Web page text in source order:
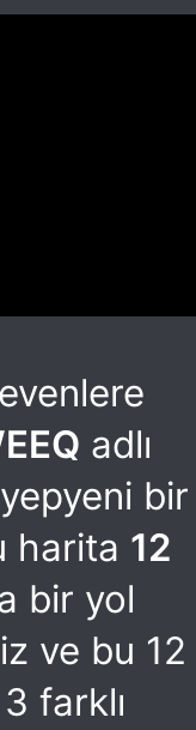
adlı
yepyeni bir
harita 12
bir yol
ve bu 12
farklı